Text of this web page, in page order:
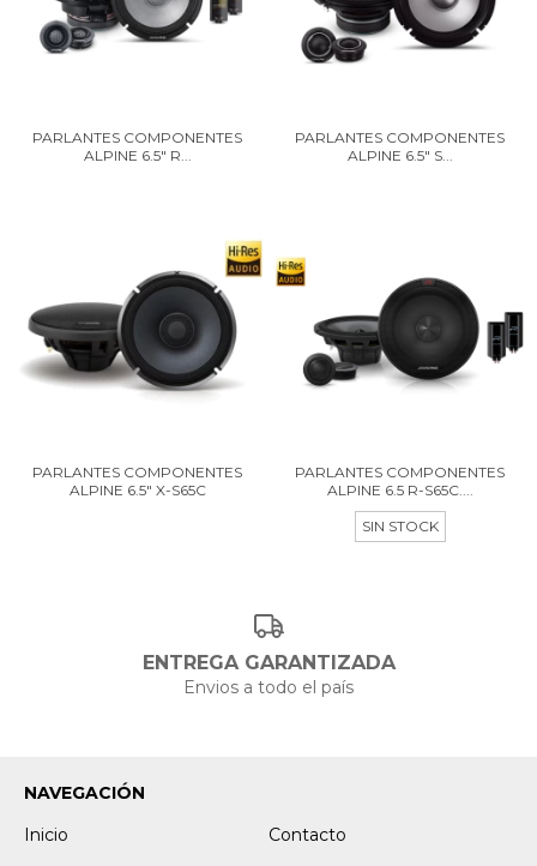
PARLANTES COMPONENTES
ALPINE 6.5" R...
PARLANTES COMPONENTES
ALPINE 6.5" S...
PARLANTES COMPONENTES
ALPINE 6.5" X-S65C
PARLANTES COMPONENTES
ALPINE 6.5 R-S65C....
SIN STOCK
ENTREGA GARANTIZADA
Envios a todo el país
NAVEGACIÓN
Inicio
Contacto